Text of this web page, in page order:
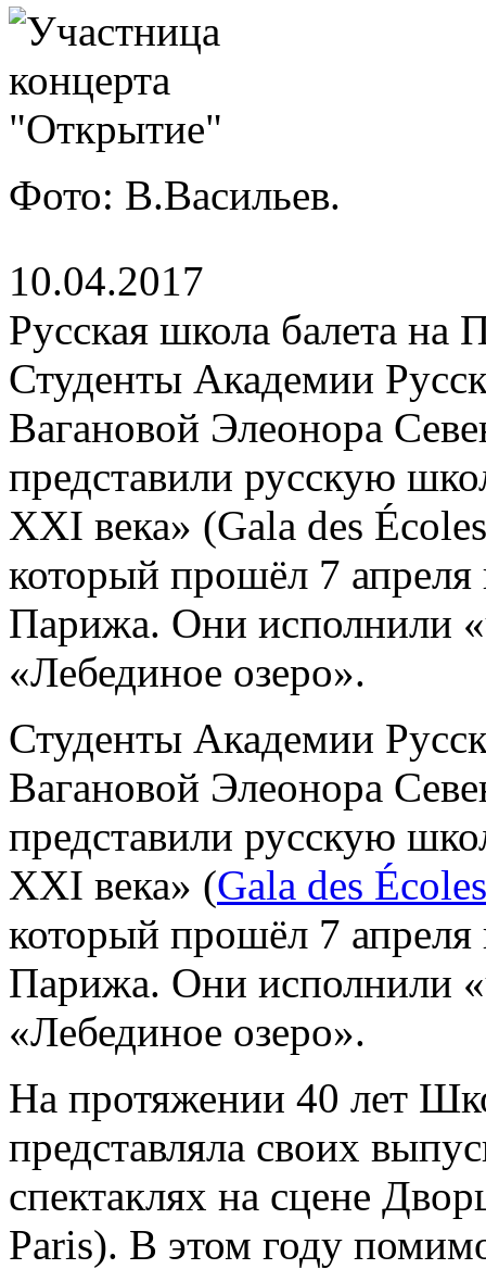
Фото: В.Васильев.
10.04.2017
Русская школа балета на
Студенты Академии
Вагановой Элеонора
представили русскую
XXI века» (Gala des
который прошёл 7
Парижа. Они исполнили
«Лебединое озеро».
Студенты Академии
Вагановой Элеонора
представили русскую
XXI века» (Gala des
который прошёл 7
Парижа. Они исполнили
«Лебединое озеро».
На протяжении 40 лет
представляла своих
спектаклях на сцене
Paris). В этом году